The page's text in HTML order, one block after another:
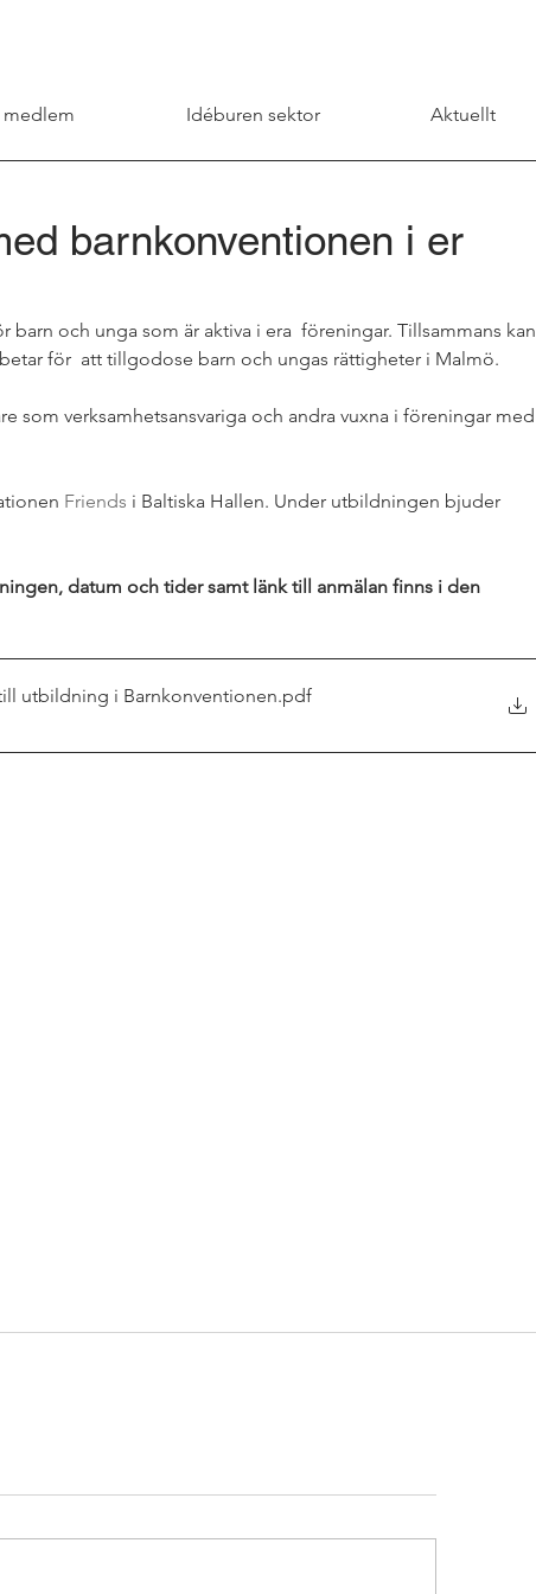
medlem Idéburen sektor Aktuellt
barnkonventionen i er
och unga som är aktiva i era  föreningar. Tillsammans kan
för  att tillgodose barn och ungas rättigheter i Malmö.
som verksamhetsansvariga och andra vuxna i föreningar med
Friends i Baltiska Hallen. Under utbildningen bjuder
datum och tider samt länk till anmälan finns i den
utbildning i Barnkonventionen.pdf